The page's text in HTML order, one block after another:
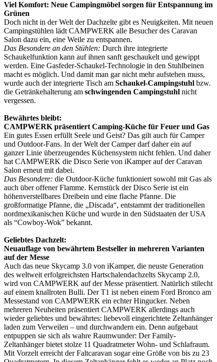
Viel Komfort: Neue Campingmöbel sorgen für Entspannung im
Grünen
Doch nicht in der Welt der Dachzelte gibt es Neuigkeiten. Mit neuen
Campingstühlen lädt CAMPWERK alle Besucher des Caravan
Salon dazu ein, eine Weile zu entspannen.
Das Besondere an den Stühlen: Durch ihre integrierte
Schaukelfunktion kann auf ihnen sanft geschaukelt und gewippt
werden. Eine Gasfeder-Schaukel-Technologie in den Stuhlbeinen
macht es möglich. Und damit man gar nicht mehr aufstehen muss,
wurde auch der integrierte Tisch am Schaukel-Campingstuhl bzw.
die Getränkehalterung am schwingenden Campingstuhl nicht
vergessen.
Bewährtes bleibt:
CAMPWERK präsentiert Camping-Küche für Feuer und Gas
Ein gutes Essen erfüllt Seele und Geist? Das gilt auch für Camper
und Outdoor-Fans. In der Welt der Camper darf daher ein auf
ganzer Linie überzeugendes Küchensystem nicht fehlen. Und daher
hat CAMPWERK die Disco Serie von iKamper auf der Caravan
Salon erneut mit dabei.
Das Besondere: die Outdoor-Küche funktioniert sowohl mit Gas als
auch über offener Flamme. Kernstück der Disco Serie ist ein
höhenverstellbares Dreibein und eine flache Pfanne. Die
großformatige Pfanne, die „Discada“, entstammt der traditionellen
nordmexikanischen Küche und wurde in den Südstaaten der USA
als “Cowboy-Wok” bekannt.
Geliebtes Dachzelt:
Neuauflage von bewährtem Bestseller in mehreren Varianten
auf der Messe
Auch das neue Skycamp 3.0 von iKamper, die neuste Generation
des weltweit erfolgreichsten Hartschalendachzelts Skycamp 2.0,
wird von CAMPWERK auf der Messe präsentiert. Natürlich stilecht
auf einem knallroten Bulli. Der T1 ist neben einem Ford Bronco am
Messestand von CAMPWERK ein echter Hingucker. Neben
mehreren Neuheiten präsentiert CAMPWERK allerdings auch
wieder geliebtes und bewährtes: liebevoll eingerichtete Zeltanhänger
laden zum Verweilen – und durchwandern ein. Denn aufgebaut
entpuppen sie sich als wahre Raumwunder: Der Family-
Zeltanhänger bietet stolze 11 Quadratmeter Wohn- und Schlafraum.
Mit Vorzelt erreicht der Faltcaravan sogar eine Größe von bis zu 23